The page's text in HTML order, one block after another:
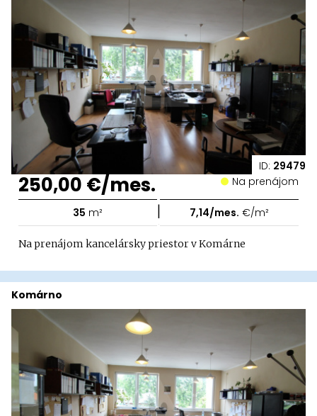
ID: 29479
250,00 €/mes. Na prenájom
35 m² | 7,14/mes. €/m²
Na prenájom kancelársky priestor v Komárne
Komárno